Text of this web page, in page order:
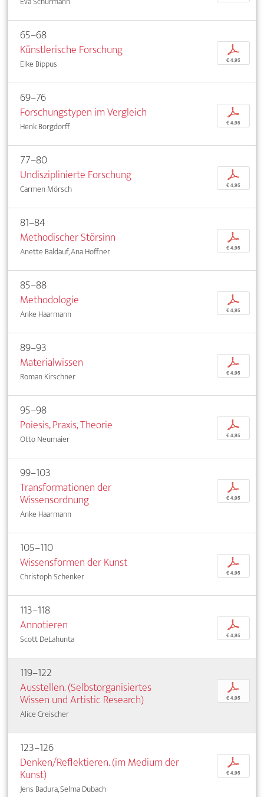
65–68
Künstlerische Forschung
Elke Bippus
p
€ 4,95
69–76
Forschungstypen im Vergleich
Henk Borgdorff
p
€ 4,95
77–80
Undisziplinierte Forschung
Carmen Mörsch
p
€ 4,95
81–84
Methodischer Störsinn
Anette Baldauf, Ana Hoffner
p
€ 4,95
85–88
Methodologie
Anke Haarmann
p
€ 4,95
89–93
Materialwissen
Roman Kirschner
p
€ 4,95
95–98
Poiesis, Praxis, Theorie
Otto Neumaier
p
€ 4,95
99–103
Transformationen der
Wissensordnung
Anke Haarmann
p
€ 4,95
105–110
Wissensformen der Kunst
Christoph Schenker
p
€ 4,95
113–118
Annotieren
Scott DeLahunta
p
€ 4,95
119–122
Ausstellen. (Selbstorganisiertes
Wissen und Artistic Research)
Alice Creischer
p
€ 4,95
123–126
Denken/Reflektieren. (im Medium der
Kunst)
Jens Badura, Selma Dubach
p
€ 4,95